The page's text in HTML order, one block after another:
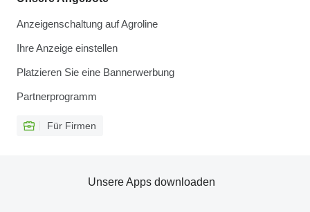
Anzeigenschaltung auf Agroline
Ihre Anzeige einstellen
Platzieren Sie eine Bannerwerbung
Partnerprogramm
Für Firmen
Unsere Apps downloaden